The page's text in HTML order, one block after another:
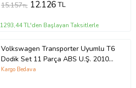
15.157TL 12.126TL
1293,44 TL'den Başlayan Taksitlerle
Volkswagen Transporter Uyumlu T6
Dodik Set 11 Parça ABS U.Ş. 2010
2014 Model Arası
Kargo Bedava